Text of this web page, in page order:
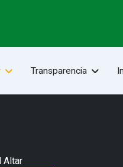
Transparencia
Altar